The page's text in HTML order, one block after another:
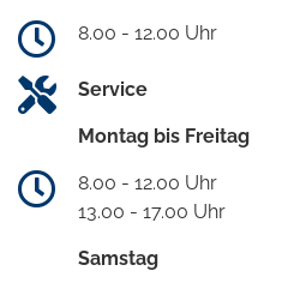
8.00 - 12.00 Uhr
Service
Montag bis Freitag
8.00 - 12.00 Uhr
13.00 - 17.00 Uhr
Samstag